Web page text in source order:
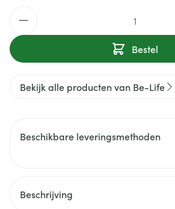
Bestel
Bekijk alle producten van Be-Life
Beschikbare leveringsmethoden
Beschrijving